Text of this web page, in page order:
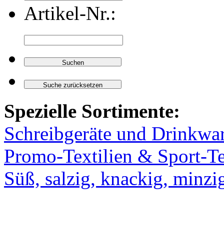
Artikel-Nr.:
Spezielle Sortimente:
Schreibgeräte und
Promo-Textilien & Sport-
Süß, salzig, knackig,